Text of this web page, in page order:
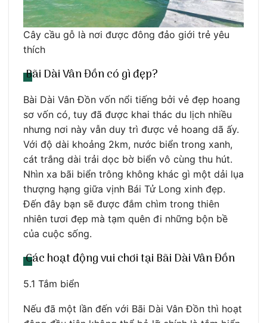
Cây cầu gỗ là nơi được đông đảo giới trẻ yêu
thích
Bãi Dài Vân Đồn có gì đẹp?
Bài Dài Vân Đồn vốn nổi tiếng bởi vẻ đẹp hoang
sơ vốn có, tuy đã được khai thác du lịch nhiều
nhưng nơi này vẫn duy trì được vẻ hoang dã ấy.
Với độ dài khoảng 2km, nước biển trong xanh,
cát trắng dài trải dọc bờ biển vô cùng thu hút.
Nhìn xa bãi biển trông không khác gì một dải lụa
thượng hạng giữa vịnh Bái Tử Long xinh đẹp.
Đến đây bạn sẽ được đắm chìm trong thiên
nhiên tươi đẹp mà tạm quên đi những bộn bề
của cuộc sống.
Các hoạt động vui chơi tại Bãi Dài Vân Đồn
5.1 Tắm biển
Nếu đã một lần đến với Bãi Dài Vân Đồn thì hoạt